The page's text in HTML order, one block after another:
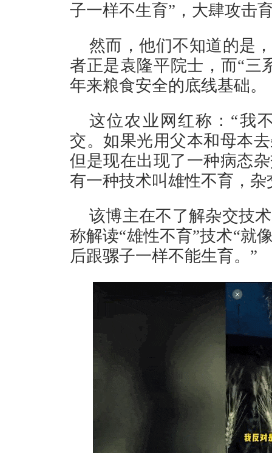
子一样不生育”，大肆攻击
然而，他们不知道的是
者正是袁隆平院士，而“三
年来粮食安全的底线基础。
这位农业网红称：“我
交。如果光用父本和母本
但是现在出现了一种病态
有一种技术叫雄性不育，
该博主在不了解杂交技
称解读“雄性不育”技术“就
后跟骡子一样不能生育。”